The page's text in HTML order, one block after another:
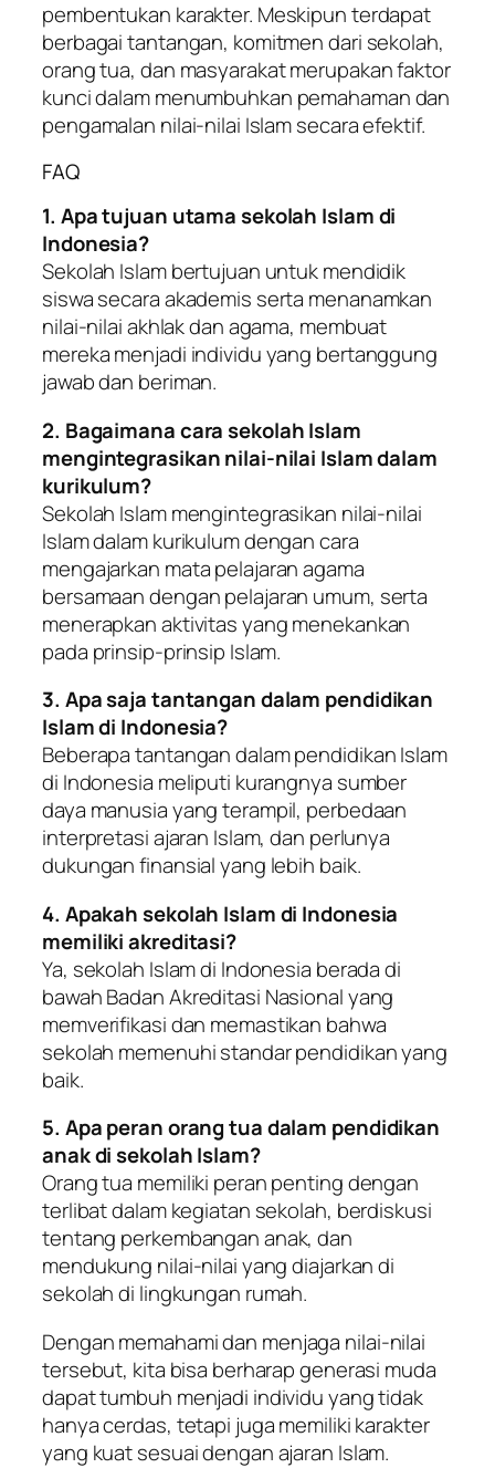
pembentukan karakter. Meskipun terdapat
berbagai tantangan, komitmen dari sekolah,
orang tua, dan masyarakat merupakan faktor
kunci dalam menumbuhkan pemahaman dan
pengamalan nilai-nilai Islam secara efektif.
FAQ
1. Apa tujuan utama sekolah Islam di
Indonesia?
Sekolah Islam bertujuan untuk mendidik
siswa secara akademis serta menanamkan
nilai-nilai akhlak dan agama, membuat
mereka menjadi individu yang bertanggung
jawab dan beriman.
2. Bagaimana cara sekolah Islam
mengintegrasikan nilai-nilai Islam dalam
kurikulum?
Sekolah Islam mengintegrasikan nilai-nilai
Islam dalam kurikulum dengan cara
mengajarkan mata pelajaran agama
bersamaan dengan pelajaran umum, serta
menerapkan aktivitas yang menekankan
pada prinsip-prinsip Islam.
3. Apa saja tantangan dalam pendidikan
Islam di Indonesia?
Beberapa tantangan dalam pendidikan Islam
di Indonesia meliputi kurangnya sumber
daya manusia yang terampil, perbedaan
interpretasi ajaran Islam, dan perlunya
dukungan finansial yang lebih baik.
4. Apakah sekolah Islam di Indonesia
memiliki akreditasi?
Ya, sekolah Islam di Indonesia berada di
bawah Badan Akreditasi Nasional yang
memverifikasi dan memastikan bahwa
sekolah memenuhi standar pendidikan yang
baik.
5. Apa peran orang tua dalam pendidikan
anak di sekolah Islam?
Orang tua memiliki peran penting dengan
terlibat dalam kegiatan sekolah, berdiskusi
tentang perkembangan anak, dan
mendukung nilai-nilai yang diajarkan di
sekolah di lingkungan rumah.
Dengan memahami dan menjaga nilai-nilai
tersebut, kita bisa berharap generasi muda
dapat tumbuh menjadi individu yang tidak
hanya cerdas, tetapi juga memiliki karakter
yang kuat sesuai dengan ajaran Islam.